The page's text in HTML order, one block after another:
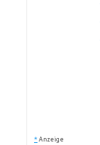
* Anzeige